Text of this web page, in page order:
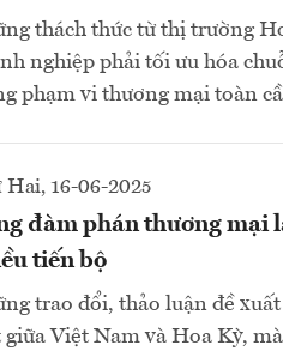
thách thức từ thị trường
nghiệp phải tối ưu hóa
phạm vi thương mại toàn
Hai, 16-06-2025
đàm phán thương mại
tiến bộ
trao đổi, thảo luận đề
giữa Việt Nam và Hoa Kỳ,